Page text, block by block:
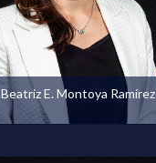
Beatriz E. Montoya Ramírez
Ver perfil